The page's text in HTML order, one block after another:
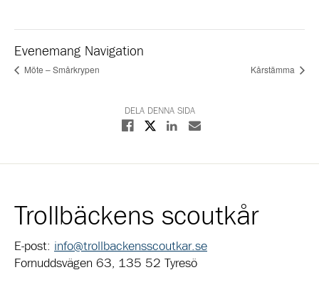
Evenemang Navigation
Möte – Smårkrypen Kårstämma
DELA DENNA SIDA
Dela på Facebook
Dela på XDela på Linkedin
Dela med E-post
Trollbäckens scoutkår
E-post: info@trollbackensscoutkar.se
Fornuddsvägen 63, 135 52 Tyresö